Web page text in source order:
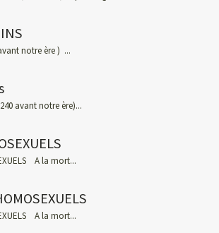
notre ère ) ...
avant notre ère)...
A la mort...
A la mort...